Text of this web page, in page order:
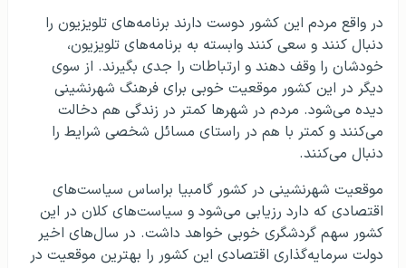
در واقع مردم این کشور دوست دارند برنامه‌های تلویزیون را
دنبال کنند و سعی کنند وابسته به برنامه‌های تلویزیون،
خودشان را وقف دهند و ارتباطات را جدی بگیرند. از سوی
دیگر در این کشور موقعیت خوبی برای فرهنگ شهرنشینی
دیده می‌شود. مردم در شهرها کمتر در زندگی هم دخالت
می‌کنند و کمتر با هم در راستای مسائل شخصی شرایط را
دنبال می‌کنند.
موقعیت شهرنشینی در کشور گامبیا براساس سیاست‌های
اقتصادی که دارد رزیابی می‌شود و سیاست‌های کلان در این
کشور سهم گردشگری خوبی خواهد داشت. در سال‌های اخیر
دولت سرمایه‌گذاری اقتصادی این کشور را بهترین موقعیت در